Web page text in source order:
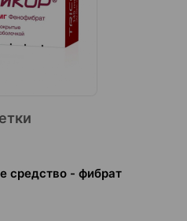
средство - фибрат